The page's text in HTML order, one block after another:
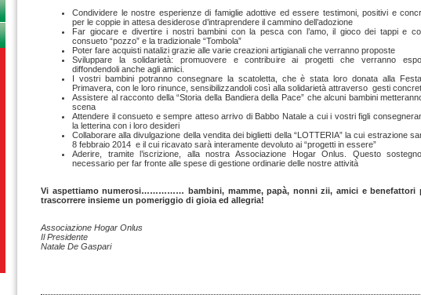
Condividere le nostre esperienze di famiglie adottive ed essere testimoni, positivi e
per le coppie in attesa desiderose d’intraprendere il cammino dell’adozione
Far giocare e divertire i nostri bambini con la pesca con l’amo, il gioco dei tappi e
consueto “pozzo” e la tradizionale “Tombola”
Poter fare acquisti natalizi grazie alle varie creazioni artigianali che verranno proposte
Sviluppare la solidarietà: promuovere e contribuire ai progetti che verranno
diffondendoli anche agli amici.
I vostri bambini potranno consegnare la scatoletta, che è stata loro donata alla
Primavera, con le loro rinunce, sensibilizzandoli così alla solidarietà attraverso gesti
Assistere al racconto della “Storia della Bandiera della Pace” che alcuni bambini
scena
Attendere il consueto e sempre atteso arrivo di Babbo Natale a cui i vostri figli
la letterina con i loro desideri
Collaborare alla divulgazione della vendita dei biglietti della “LOTTERIA” la cui estrazione
8 febbraio 2014 e il cui ricavato sarà interamente devoluto ai “progetti in essere”
Aderire, tramite l’iscrizione, alla nostra Associazione Hogar Onlus. Questo
necessario per far fronte alle spese di gestione ordinarie delle nostre attività
Vi aspettiamo numerosi…………… bambini, mamme, papà, nonni zii, amici e benefattori
trascorrere insieme un pomeriggio di gioia ed allegria!
Associazione Hogar Onlus
Il Presidente
Natale De Gaspari